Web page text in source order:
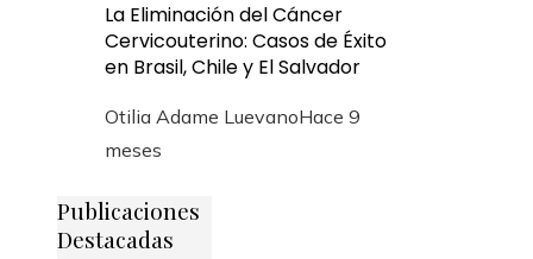
La Eliminación del Cáncer
Cervicouterino: Casos de Éxito
en Brasil, Chile y El Salvador
Otilia Adame LuevanoHace 9
meses
Publicaciones
Destacadas